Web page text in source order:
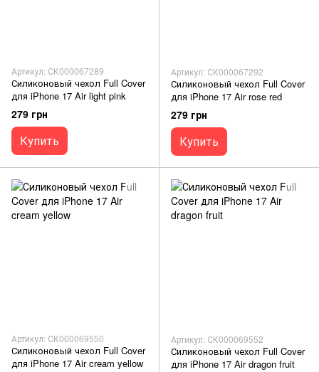
Артикул: СК000067289
Силиконовый чехол Full Cover
для iPhone 17 Air light pink
279 грн
Купить
Артикул: СК000067292
Силиконовый чехол Full Cover
для iPhone 17 Air rose red
279 грн
Купить
Артикул: СК000069550
Силиконовый чехол Full Cover
для iPhone 17 Air cream yellow
Артикул: СК000069552
Силиконовый чехол Full Cover
для iPhone 17 Air dragon fruit